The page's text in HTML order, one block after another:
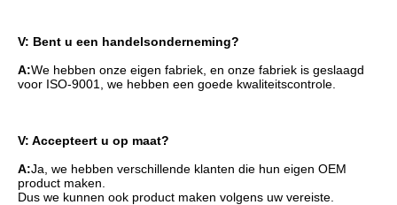
V: Bent u een handelsonderneming?
A:We hebben onze eigen fabriek, en onze fabriek is geslaagd
voor ISO-9001, we hebben een goede kwaliteitscontrole.
V: Accepteert u op maat?
A:Ja, we hebben verschillende klanten die hun eigen OEM
product maken.
Dus we kunnen ook product maken volgens uw vereiste.